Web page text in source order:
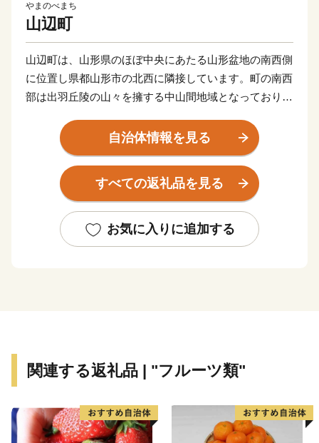
やまのべまち
山辺町
山辺町は、⼭形県のほぼ中央にあたる⼭形盆地の南⻄側
に位置し県都⼭形市の北⻄に隣接しています。町の南⻄
部は出⽻丘陵の⼭々を擁する中⼭間地域となっており、
⾃然景観をつくりだしています。町の北東部は市街地を
形成し、南北に流れる須川に向かってなだらかな東傾斜
となっており、市街地周辺では盆地特有の寒暖差や肥沃
な土壌を活かした稲作や果樹栽培が盛んとなっていま
自治体情報を見る
すべての返礼品を見る
お気に入りに追加する
関連する返礼品 | "フルーツ類"